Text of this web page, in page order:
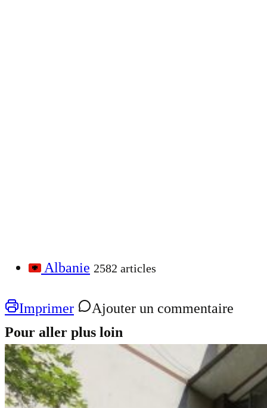
Albanie 2582 articles
Imprimer
Ajouter un commentaire
Pour aller plus loin